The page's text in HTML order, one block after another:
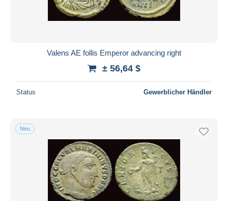
Valens AE follis Emperor advancing right
± 56,64 $
Status Gewerblicher Händler
Neu